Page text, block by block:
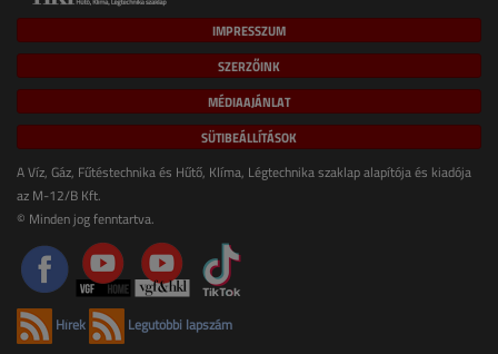
IMPRESSZUM
SZERZŐINK
MÉDIAAJÁNLAT
SÜTIBEÁLLÍTÁSOK
A Víz, Gáz, Fűtéstechnika és Hűtő, Klíma, Légtechnika szaklap alapítója és kiadója
az M-12/B Kft.
© Minden jog fenntartva.
Hírek Legutóbbi lapszám